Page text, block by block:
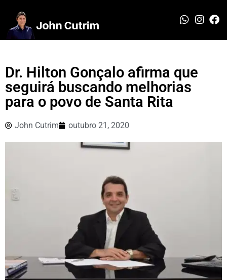
Dr. Hilton Gonçalo afirma que
seguirá buscando melhorias
para o povo de Santa Rita
John Cutrim outubro 21, 2020